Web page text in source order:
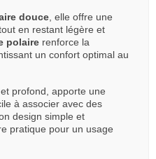
douce , elle offre une
en restant légère et
polaire renforce la
un confort optimal au
et profond, apporte une
à associer avec des
design simple et
pratique pour un usage